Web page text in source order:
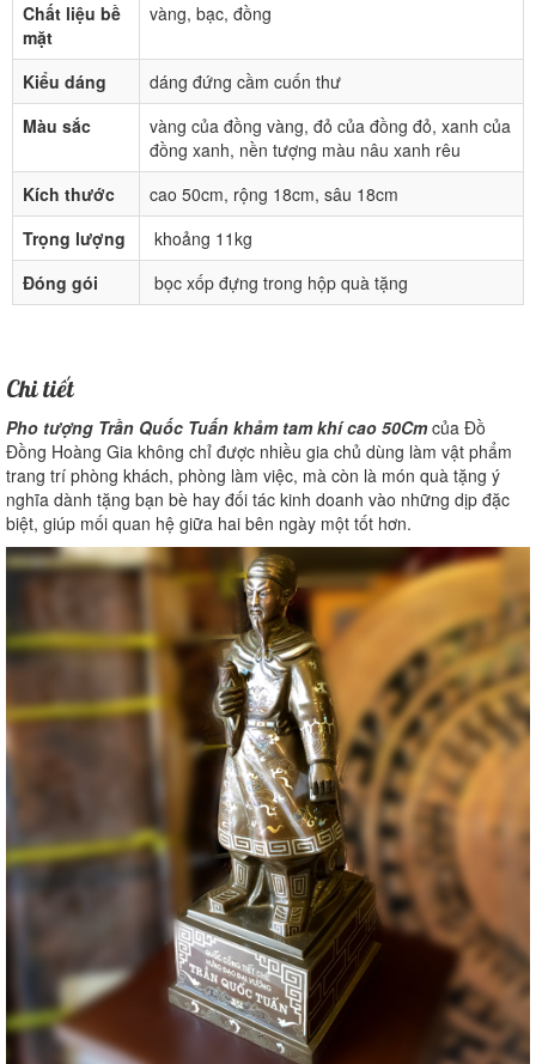
Chất liệu bề
mặt
vàng, bạc, đồng
Kiểu dáng
dáng đứng cầm cuốn thư
Màu sắc
vàng của đồng vàng, đỏ của đồng đỏ, xanh của
đồng xanh, nền tượng màu nâu xanh rêu
Kích thước
cao 50cm, rộng 18cm, sâu 18cm
Trọng lượng
khoảng 11kg
Đóng gói
bọc xốp đựng trong hộp quà tặng
Chi tiết
Pho tượng Trần Quốc Tuấn khảm tam khí cao 50Cmcủa Đồ
Đồng Hoàng Gia không chỉ được nhiều gia chủ dùng làm vật phẩm
trang trí phòng khách, phòng làm việc, mà còn là món quà tặng ý
nghĩa dành tặng bạn bè hay đối tác kinh doanh vào những dịp đặc
biệt, giúp mối quan hệ giữa hai bên ngày một tốt hơn.